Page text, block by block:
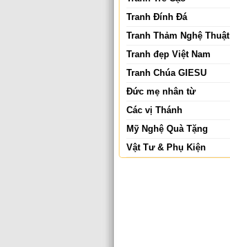
Tranh Đính Đá
Tranh Thảm Nghệ Thuật
Tranh đẹp Việt Nam
Tranh Chúa GIESU
Đức mẹ nhân từ
Các vị Thánh
Mỹ Nghệ Quà Tặng
Vật Tư & Phụ Kiện